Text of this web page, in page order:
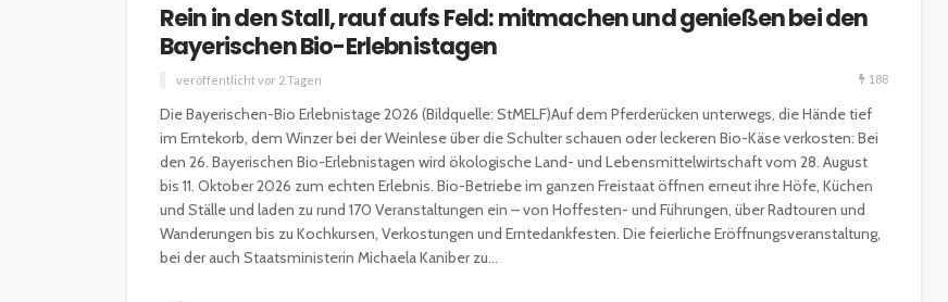
Rein in den Stall, rauf aufs Feld: mitmachen und genießen bei den
Bayerischen Bio-Erlebnistagen
veröffentlicht vor 2 Tagen 188
Die Bayerischen-Bio Erlebnistage 2026 (Bildquelle: StMELF)Auf dem Pferderücken unterwegs, die Hände tief
im Erntekorb, dem Winzer bei der Weinlese über die Schulter schauen oder leckeren Bio-Käse verkosten: Bei
den 26. Bayerischen Bio-Erlebnistagen wird ökologische Land- und Lebensmittelwirtschaft vom 28. August
bis 11. Oktober 2026 zum echten Erlebnis. Bio-Betriebe im ganzen Freistaat öffnen erneut ihre Höfe, Küchen
und Ställe und laden zu rund 170 Veranstaltungen ein – von Hoffesten- und Führungen, über Radtouren und
Wanderungen bis zu Kochkursen, Verkostungen und Erntedankfesten. Die feierliche Eröffnungsveranstaltung,
bei der auch Staatsministerin Michaela Kaniber zu...